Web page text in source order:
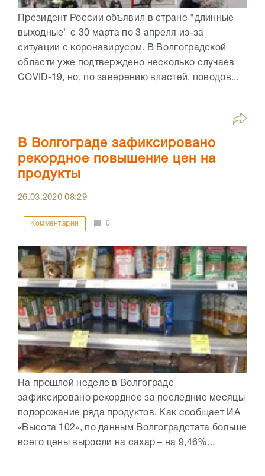
Президент России объявил в стране "длинные
выходные" с 30 марта по 3 апреля из-за
ситуации с коронавирусом. В Волгоградской
области уже подтверждено несколько случаев
COVID-19, но, по заверению властей, поводов...
В Волгограде зафиксировано
рекордное повышение цен на
продукты
26.03.202008:29
Комментарии 0
На прошлой неделе в Волгограде
зафиксировано рекордное за последние месяцы
подорожание ряда продуктов. Как сообщает ИА
«Высота 102», по данным Волгоградстата больше
всего цены выросли на сахар – на 9,46%...